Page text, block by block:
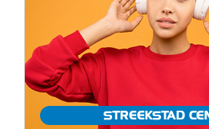
STREEKSTAD